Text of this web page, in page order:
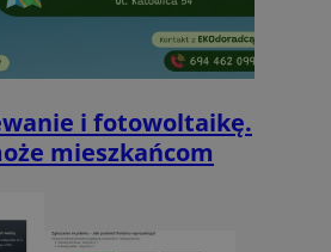
i fotowoltaikę.
mieszkańcom